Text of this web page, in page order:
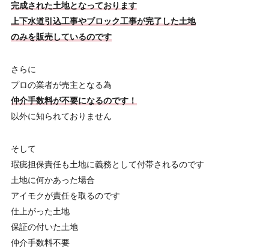
完成された土地となっております
上下水道引込工事やブロック工事が完了した土地
のみを販売しているのです
さらに
プロの業者が売主となる為
仲介手数料が不要になるのです！
以外に知られておりません
そして
瑕疵担保責任も土地に義務として付帯されるのです
土地に何かあった場合
アイモクが責任を取るのです
仕上がった土地
保証の付いた土地
仲介手数料不要